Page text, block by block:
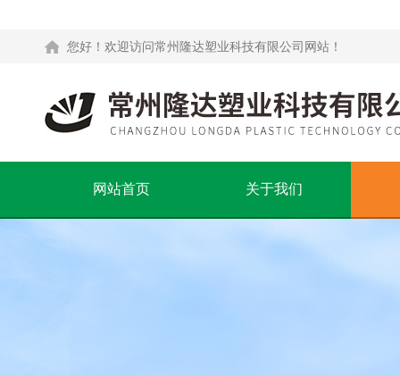
您好！欢迎访问常州隆达塑业科技有限公司网站！
网站首页 关于我们